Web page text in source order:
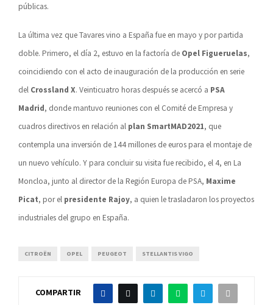
públicas.
La última vez que Tavares vino a España fue en mayo y por partida
doble. Primero, el día 2, estuvo en la factoría de Opel Figueruelas,
coincidiendo con el acto de inauguración de la producción en serie
del Crossland X. Veinticuatro horas después se acercó a PSA
Madrid, donde mantuvo reuniones con el Comité de Empresa y
cuadros directivos en relación al plan SmartMAD2021, que
contempla una inversión de 144 millones de euros para el montaje de
un nuevo vehículo. Y para concluir su visita fue recibido, el 4, en La
Moncloa, junto al director de la Región Europa de PSA, Maxime
Picat, por el presidente Rajoy, a quien le trasladaron los proyectos
industriales del grupo en España.
CITROËN OPEL PEUGEOT STELLANTIS VIGO
COMPARTIR